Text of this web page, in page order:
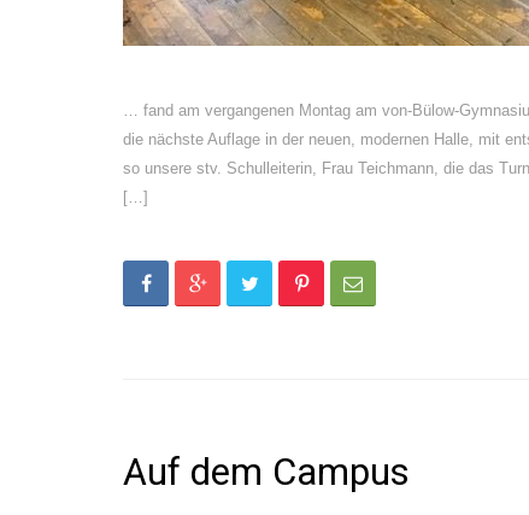
… fand am vergangenen Montag am von-Bülow-
die nächste Auflage in der neuen, modernen Halle, mit
so unsere stv. Schulleiterin, Frau Teichmann, die das
[…]
Auf dem Campus